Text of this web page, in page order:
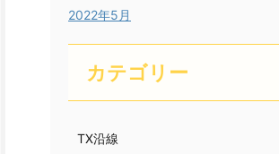
2022年5月
カテゴリー
TX沿線